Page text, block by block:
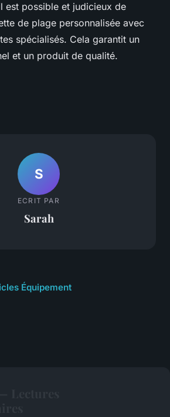
est possible et judicieux de
de plage personnalisée avec
spécialisés. Cela garantit un
et un produit de qualité.
S
ECRIT PAR
Sarah
Équipement